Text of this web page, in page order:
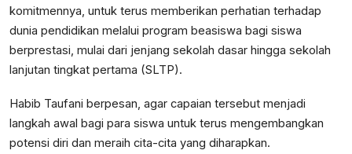
komitmennya, untuk terus memberikan perhatian terhadap
dunia pendidikan melalui program beasiswa bagi siswa
berprestasi, mulai dari jenjang sekolah dasar hingga sekolah
lanjutan tingkat pertama (SLTP).
Habib Taufani berpesan, agar capaian tersebut menjadi
langkah awal bagi para siswa untuk terus mengembangkan
potensi diri dan meraih cita-cita yang diharapkan.